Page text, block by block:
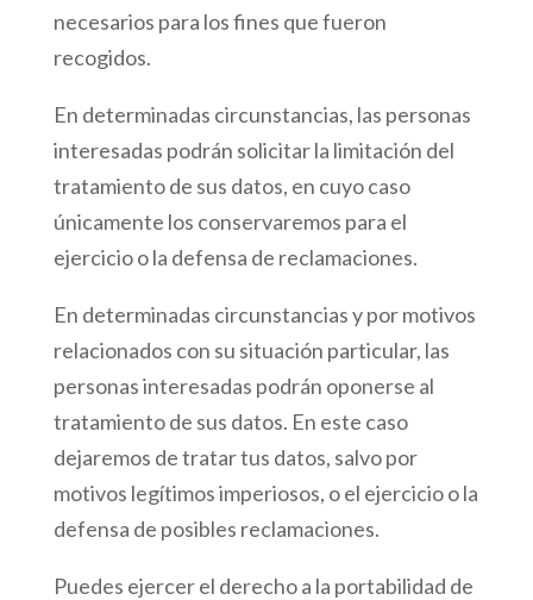
necesarios para los fines que fueron
recogidos.
En determinadas circunstancias, las personas
interesadas podrán solicitar la limitación del
tratamiento de sus datos, en cuyo caso
únicamente los conservaremos para el
ejercicio o la defensa de reclamaciones.
En determinadas circunstancias y por motivos
relacionados con su situación particular, las
personas interesadas podrán oponerse al
tratamiento de sus datos. En este caso
dejaremos de tratar tus datos, salvo por
motivos legítimos imperiosos, o el ejercicio o la
defensa de posibles reclamaciones.
Puedes ejercer el derecho a la portabilidad de